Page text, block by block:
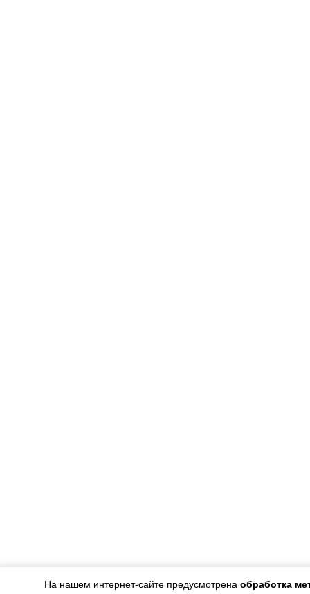
На нашем интернет-сайте предусмотрена обработка